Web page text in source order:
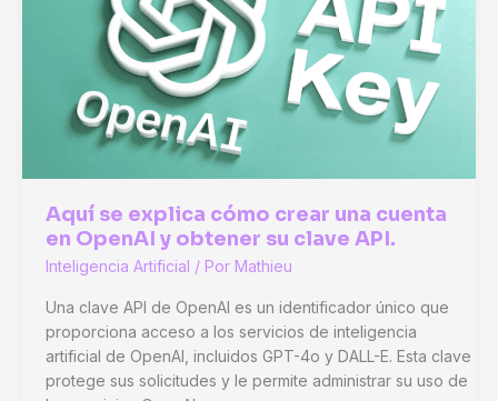
negocio
Aquí se explica cómo crear una cuenta
en OpenAI y obtener su clave API.
Inteligencia Artificial / Por Mathieu
Una clave API de OpenAI es un identificador único que
proporciona acceso a los servicios de inteligencia
artificial de OpenAI, incluidos GPT-4o y DALL-E. Esta clave
protege sus solicitudes y le permite administrar su uso de